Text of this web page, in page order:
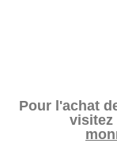
Pour l'achat
visitez